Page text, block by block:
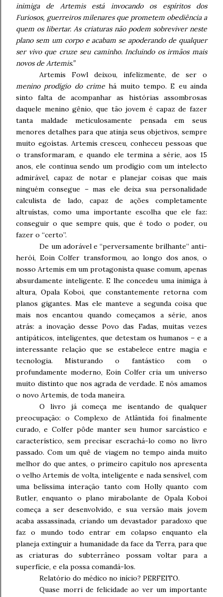
inimiga de Artemis está invocando os espíritos dos
Furiosos, guerreiros milenares que prometem obediência a
quem os libertar. As criaturas não podem sobreviver neste
plano sem um corpo e acabam se apoderando de qualquer
ser vivo que cruze seu caminho. Incluindo os irmãos mais
novos de Artemis.”
Artemis Fowl deixou, infelizmente, de ser o
menino prodígio do crime há muito tempo. E eu ainda
sinto falta de acompanhar as histórias assombrosas
daquele menino gênio, que tão jovem é capaz de fazer
tanta maldade meticulosamente pensada em seus
menores detalhes para que atinja seus objetivos, sempre
muito egoístas. Artemis cresceu, conheceu pessoas que
o transformaram, e quando ele termina a série, aos 15
anos, ele continua sendo um prodígio com um intelecto
admirável, capaz de notar e planejar coisas que mais
ninguém consegue – mas ele deixa sua personalidade
calculista de lado, capaz de ações completamente
altruístas, como uma importante escolha que ele faz:
conseguir o que sempre quis, que é todo o poder, ou
fazer o “certo”.
De um adorável e “perversamente brilhante” anti-
herói, Eoin Colfer transformou, ao longo dos anos, o
nosso Artemis em um protagonista quase comum, apenas
absurdamente inteligente. E lhe concedeu uma inimiga à
altura, Opala Koboi, que constantemente retorna com
planos gigantes. Mas ele manteve a segunda coisa que
mais nos encantou quando começamos a série, anos
atrás: a inovação desse Povo das Fadas, muitas vezes
antipáticos, inteligentes, que detestam os humanos – e a
interessante relação que se estabelece entre magia e
tecnologia. Misturando o fantástico com o
profundamente moderno, Eoin Colfer cria um universo
muito distinto que nos agrada de verdade. E nós amamos
o novo Artemis, de toda maneira.
O livro já começa me isentando de qualquer
preocupação: o Complexo de Atlântida foi finalmente
curado, e Colfer pôde manter seu humor sarcástico e
característico, sem precisar escrachá-lo como no livro
passado. Com um quê de viagem no tempo ainda muito
melhor do que antes, o primeiro capítulo nos apresenta
o velho Artemis de volta, inteligente e nada sensível, com
uma belíssima interação tanto com Holly quanto com
Butler, enquanto o plano mirabolante de Opala Koboi
começa a ser desenvolvido, e sua versão mais jovem
acaba assassinada, criando um devastador paradoxo que
faz o mundo todo entrar em colapso enquanto ela
planeja extinguir a humanidade da face da Terra, para que
as criaturas do subterrâneo possam voltar para a
superfície, e ela possa comandá-los.
Relatório do médico no início? PERFEITO.
Quase morri de felicidade ao ver um importante